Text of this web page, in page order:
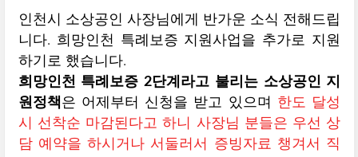
인천시 소상공인 사장님에게 반가운 소식 전해드립
니다. 희망인천 특례보증 지원사업을 추가로 지원
하기로 했습니다.
희망인천 특례보증 2단계라고 불리는 소상공인 지
원정책은 어제부터 신청을 받고 있으며 한도 달성
시 선착순 마감된다고 하니 사장님 분들은 우선 상
담 예약을 하시거나 서둘러서 증빙자료 챙겨서 직